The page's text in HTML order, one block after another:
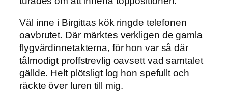
Väl inne i Birgittas kök ringde telefonen
oavbrutet. Där märktes verkligen de gamla
flygvärdinnetakterna, för hon var så där
tålmodigt proffstrevlig oavsett vad samtalet
gällde. Helt plötsligt log hon spefullt och
räckte över luren till mig.